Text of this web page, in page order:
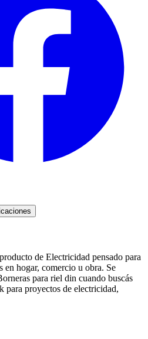
de Electricidad pensado para
en hogar, comercio u obra. Se
para riel din cuando buscás
para proyectos de electricidad,